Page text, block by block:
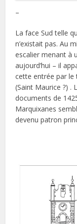
–
La face Sud telle
n’existait pas. Au
escalier menant à
aujourd’hui – il
cette entrée par le
(Saint Maurice ?) .
documents de
Marquixanes
devenu patron